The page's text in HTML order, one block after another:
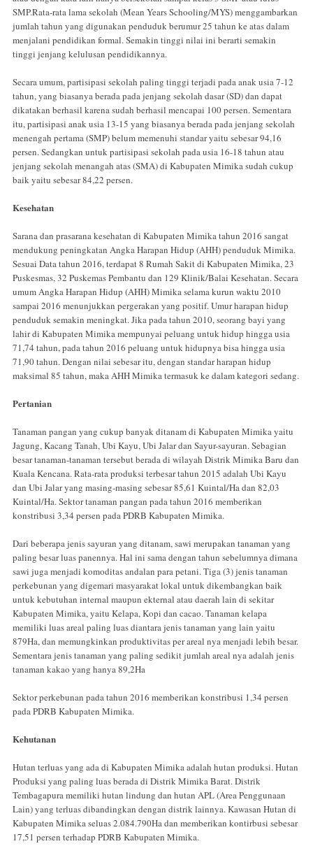
SMP.Rata-rata lama sekolah (Mean Years Schooling/MYS) menggambarkan
jumlah tahun yang digunakan penduduk berumur 25 tahun ke atas dalam
menjalani pendidikan formal. Semakin tinggi nilai ini berarti semakin
tinggi jenjang kelulusan pendidikannya.
Secara umum, partisipasi sekolah paling tinggi terjadi pada anak usia 7-12
tahun, yang biasanya berada pada jenjang sekolah dasar (SD) dan dapat
dikatakan berhasil karena sudah berhasil mencapai 100 persen. Sementara
itu, partisipasi anak usia 13-15 yang biasanya berada pada jenjang sekolah
menengah pertama (SMP) belum memenuhi standar yaitu sebesar 94,16
persen. Sedangkan untuk partisipasi sekolah pada usia 16-18 tahun atau
jenjang sekolah menangah atas (SMA) di Kabupaten Mimika sudah cukup
baik yaitu sebesar 84,22 persen.
Kesehatan
Sarana dan prasarana kesehatan di Kabupaten Mimika tahun 2016 sangat
mendukung peningkatan Angka Harapan Hidup (AHH) penduduk Mimika.
Sesuai Data tahun 2016, terdapat 8 Rumah Sakit di Kabupaten Mimika, 23
Puskesmas, 32 Puskemas Pembantu dan 129 Klinik/Balai Kesehatan. Secara
umum Angka Harapan Hidup (AHH) Mimika selama kurun waktu 2010
sampai 2016 menunjukkan pergerakan yang positif. Umur harapan hidup
penduduk semakin meningkat. Jika pada tahun 2010, seorang bayi yang
lahir di Kabupaten Mimika mempunyai peluang untuk hidup hingga usia
71,74 tahun, pada tahun 2016 peluang untuk hidupnya bisa hingga usia
71,90 tahun. Dengan nilai sebesar itu, dengan standar harapan hidup
maksimal 85 tahun, maka AHH Mimika termasuk ke dalam kategori sedang.
Pertanian
Tanaman pangan yang cukup banyak ditanam di Kabupaten Mimika yaitu
Jagung, Kacang Tanah, Ubi Kayu, Ubi Jalar dan Sayur-sayuran. Sebagian
besar tanaman-tanaman tersebut berada di wilayah Distrik Mimika Baru dan
Kuala Kencana. Rata-rata produksi terbesar tahun 2015 adalah Ubi Kayu
dan Ubi Jalar yang masing-masing sebesar 85,61 Kuintal/Ha dan 82,03
Kuintal/Ha. Sektor tanaman pangan pada tahun 2016 memberikan
konstribusi 3,34 persen pada PDRB Kabupaten Mimika.
Dari beberapa jenis sayuran yang ditanam, sawi merupakan tanaman yang
paling besar luas panennya. Hal ini sama dengan tahun sebelumnya dimana
sawi juga menjadi komoditas andalan para petani. Tiga (3) jenis tanaman
perkebunan yang digemari masyarakat lokal untuk dikembangkan baik
untuk kebutuhan internal maupun ekternal atau daerah lain di sekitar
Kabupaten Mimika, yaitu Kelapa, Kopi dan cacao. Tanaman kelapa
memiliki luas areal paling luas diantara jenis tanaman yang lain yaitu
879Ha, dan memungkinkan produktivitas per areal nya menjadi lebih besar.
Sementara jenis tanaman yang paling sedikit jumlah areal nya adalah jenis
tanaman kakao yang hanya 89,2Ha
Sektor perkebunan pada tahun 2016 memberikan konstribusi 1,34 persen
pada PDRB Kabupaten Mimika.
Kehutanan
Hutan terluas yang ada di Kabupaten Mimika adalah hutan produksi. Hutan
Produksi yang paling luas berada di Distrik Mimika Barat. Distrik
Tembagapura memiliki hutan lindung dan hutan APL (Area Penggunaan
Lain) yang terluas dibandingkan dengan distrik lainnya. Kawasan Hutan di
Kabupaten Mimika seluas 2.084.790Ha dan memberikan kontirbusi sebesar
17,51 persen terhadap PDRB Kabupaten Mimika.